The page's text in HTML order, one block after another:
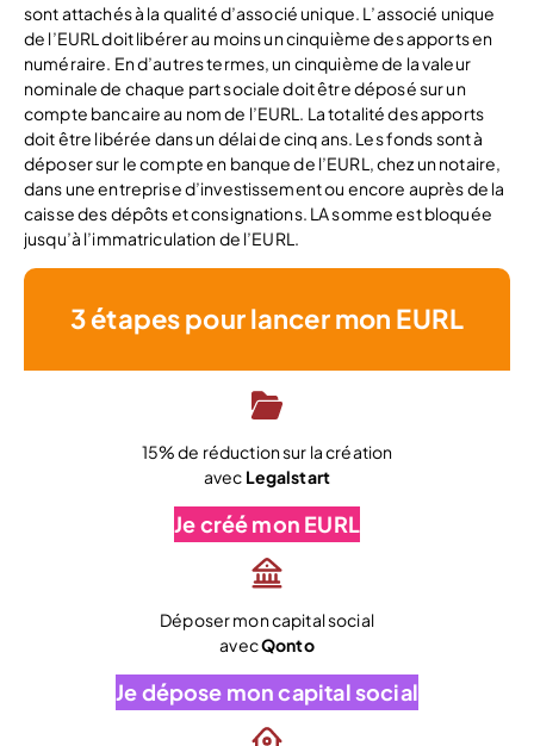
sont attachés à la qualité d’associé unique. L’associé unique
de l’EURL doit libérer au moins un cinquième des apports en
numéraire. En d’autres termes, un cinquième de la valeur
nominale de chaque part sociale doit être déposé sur un
compte bancaire au nom de l’EURL. La totalité des apports
doit être libérée dans un délai de cinq ans. Les fonds sont à
déposer sur le compte en banque de l’EURL, chez un notaire,
dans une entreprise d’investissement ou encore auprès de la
caisse des dépôts et consignations. LA somme est bloquée
jusqu’à l’immatriculation de l’EURL.
3 étapes pour lancer mon EURL
15% de réduction sur la création
avec Legalstart
Je créé mon EURL
Déposer mon capital social
avecQonto
Je dépose mon capital social